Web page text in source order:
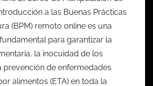
a las Buenas Prácticas
(BPM) remoto online es una
para garantizar la
la inocuidad de los
prevención de enfermedades
alimentos (ETA) en toda la